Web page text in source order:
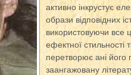
активно інкрустує
образи відповідних
використовуючи все
ефектної
перетворює ані його
заангажовану